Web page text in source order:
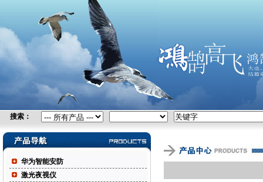
搜索：
华为智能安防
激光夜视仪